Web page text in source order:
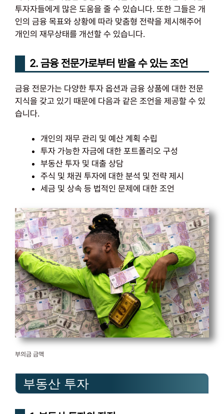
투자자들에게 많은 도움을 줄 수 있습니다. 또한 그들은 개
인의 금융 목표와 상황에 따라 맞춤형 전략을 제시해주어
개인의 재무상태를 개선할 수 있습니다.
2. 금융 전문가로부터 받을 수 있는 조언
금융 전문가는 다양한 투자 옵션과 금융 상품에 대한 전문
지식을 갖고 있기 때문에 다음과 같은 조언을 제공할 수 있
습니다.
개인의 재무 관리 및 예산 계획 수립
투자 가능한 자금에 대한 포트폴리오 구성
부동산 투자 및 대출 상담
주식 및 채권 투자에 대한 분석 및 전략 제시
세금 및 상속 등 법적인 문제에 대한 조언
부의금 금액
부동산 투자